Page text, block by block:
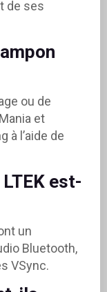
de ses
ou de
et
à l’aide de
est-
un
Bluetooth,
VSync.